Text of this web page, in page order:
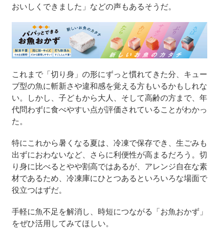
おいしくできました」などの声もあるそうだ。
これまで「切り身」の形にずっと慣れてきた分、キュー
ブ型の魚に斬新さや違和感を覚える方もいるかもしれな
い。しかし、子どもから大人、そして高齢の方まで、年
代問わずに食べやすい点が評価されていることがわかっ
た。
特にこれから暑くなる夏は、冷凍で保存でき、生ごみも
出ずにおわないなど、さらに利便性が高まるだろう。切
り身に比べるとやや割高ではあるが、アレンジ自在な素
材であるため、冷凍庫にひとつあるといろいろな場面で
役立つはずだ。
手軽に魚不足を解消し、時短につながる「お魚おかず」
をぜひ活用してみてほしい。